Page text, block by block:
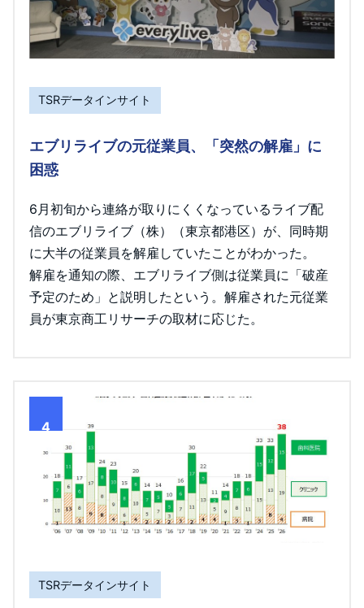
TSRデータインサイト
エブリライブの元従業員、「突然の解雇」に
困惑
6月初旬から連絡が取りにくくなっているライブ配
信のエブリライブ（株）（東京都港区）が、同時期
に大半の従業員を解雇していたことがわかった。
解雇を通知の際、エブリライブ側は従業員に「破産
予定のため」と説明したという。解雇された元従業
員が東京商工リサーチの取材に応じた。
4
TSRデータインサイト